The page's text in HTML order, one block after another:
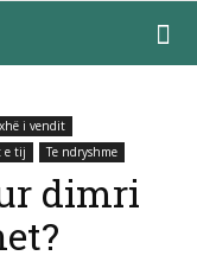
i vendit
e tij Te ndryshme
dimri